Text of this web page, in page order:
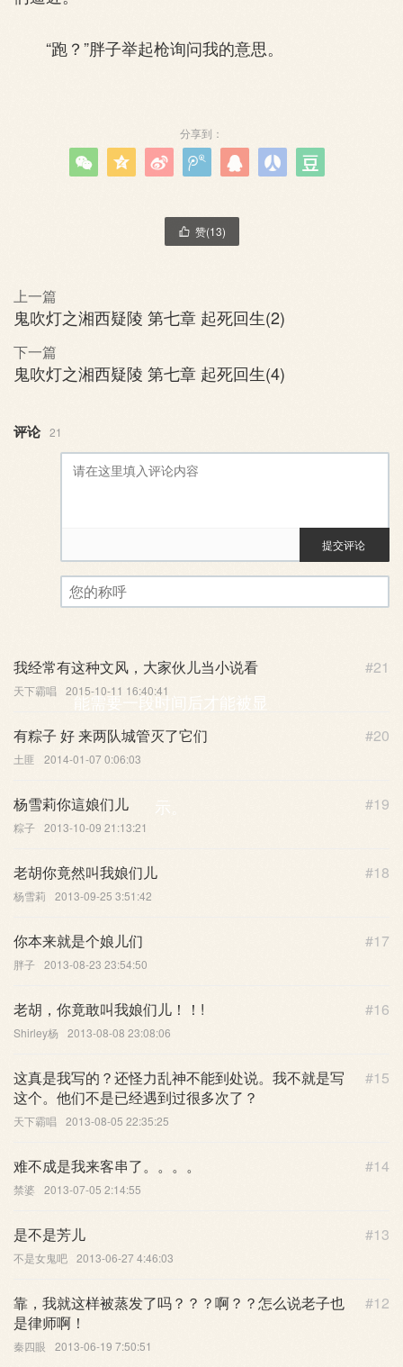
“跑？”胖子举起枪询问我的意思。
分享到：
      
 赞(13)
上一篇
鬼吹灯之湘西疑陵 第七章 起死回生(2)
下一篇
鬼吹灯之湘西疑陵 第七章 起死回生(4)
评论 21
评论审核已启用。您的评论可
能需要一段时间后才能被显
示。
提交评论
#21
我经常有这种文风，大家伙儿当小说看
天下霸唱 2015-10-11 16:40:41
#20
有粽子 好 来两队城管灭了它们
土匪 2014-01-07 0:06:03
#19
杨雪莉你這娘们儿
粽子 2013-10-09 21:13:21
#18
老胡你竟然叫我娘们儿
杨雪莉 2013-09-25 3:51:42
#17
你本来就是个娘儿们
胖子 2013-08-23 23:54:50
#16
老胡，你竟敢叫我娘们儿！！!
Shirley杨 2013-08-08 23:08:06
#15
这真是我写的？还怪力乱神不能到处说。我不就是写
这个。他们不是已经遇到过很多次了？
天下霸唱 2013-08-05 22:35:25
#14
难不成是我来客串了。。。。
禁婆 2013-07-05 2:14:55
#13
是不是芳儿
不是女鬼吧 2013-06-27 4:46:03
#12
靠，我就这样被蒸发了吗？？？啊？？怎么说老子也
是律师啊！
秦四眼 2013-06-19 7:50:51